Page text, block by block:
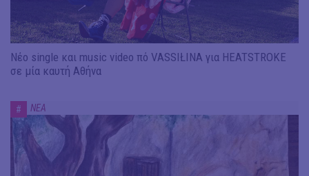
Νέο single και music video πό VASSIŁINA για HEATSTROKE
σε μία καυτή Αθήνα
# ΝΕΑ